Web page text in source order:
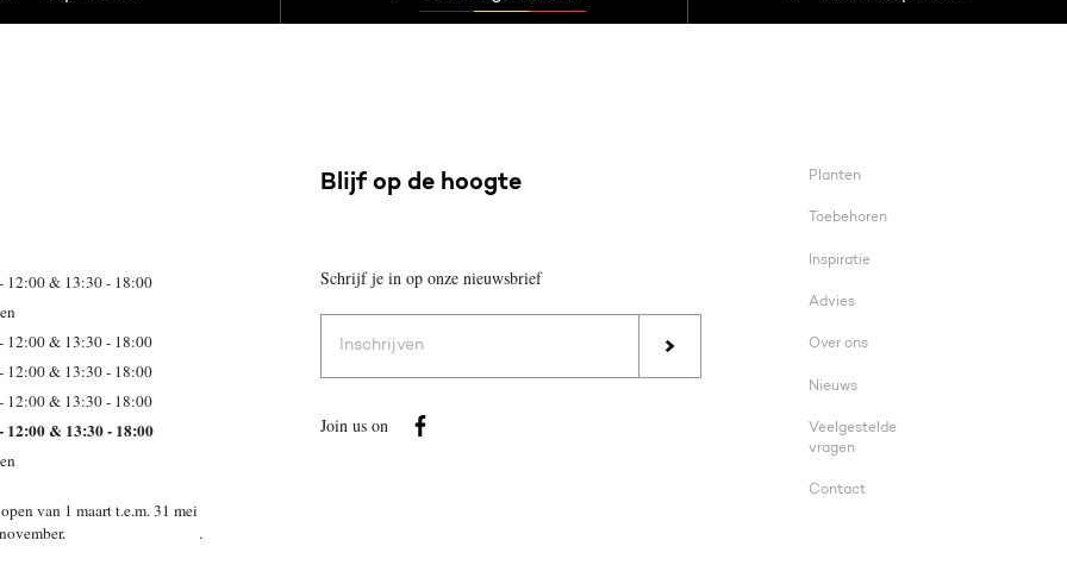
12:00 & 13:30 - 18:00
12:00 & 13:30 - 18:00
12:00 & 13:30 - 18:00
12:00 & 13:30 - 18:00
12:00 & 13:30 - 18:00
van 1 maart t.e.m. 31 mei
15 november. .
Blijf op de hoogte
Schrijf je in op onze nieuwsbrief
mailadres
Join us on
Planten
Toebehoren
Inspiratie
Advies
Over ons
Nieuws
Veelgestelde
vragen
Contact